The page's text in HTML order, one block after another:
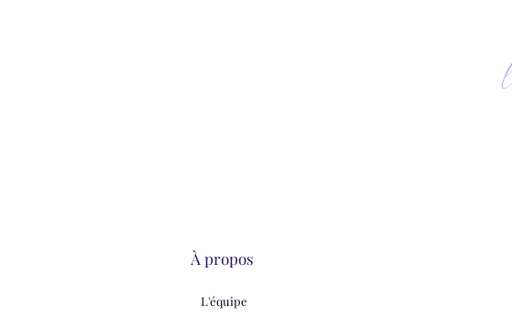
À propos
L'équipe